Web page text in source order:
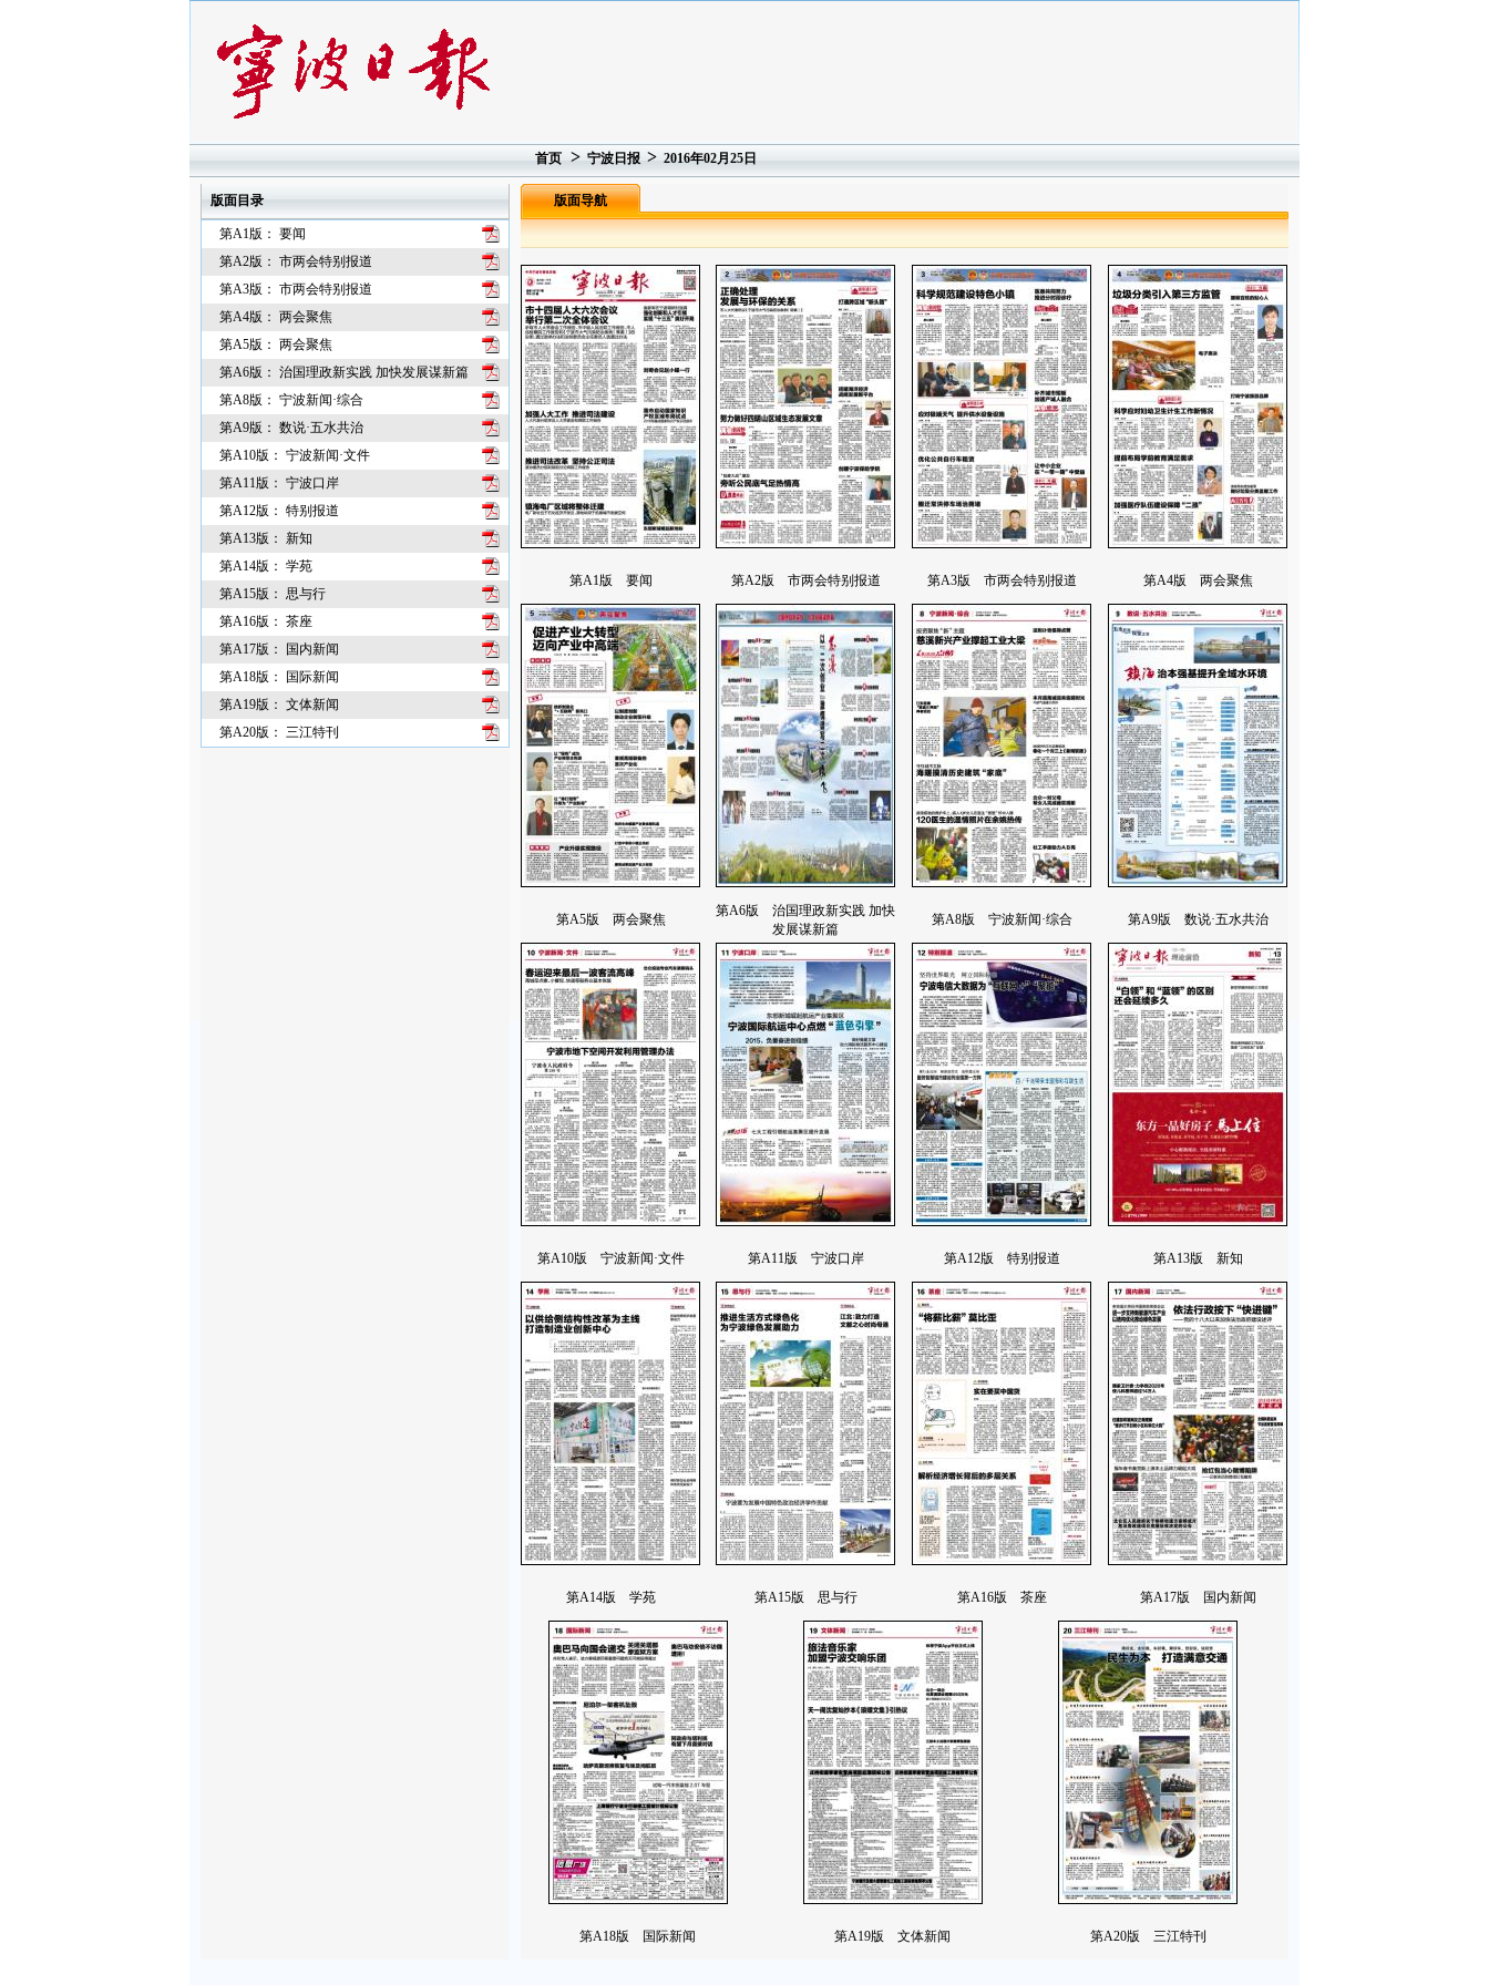
首页 > 宁波日报 > 2016年02月25日
版面目录
第A1版： 要闻
第A2版： 市两会特别报道
第A3版： 市两会特别报道
第A4版： 两会聚焦
第A5版： 两会聚焦
第A6版： 治国理政新实践 加快发展谋新篇
第A8版： 宁波新闻·综合
第A9版： 数说·五水共治
第A10版： 宁波新闻·文件
第A11版： 宁波口岸
第A12版： 特别报道
第A13版： 新知
第A14版： 学苑
第A15版： 思与行
第A16版： 茶座
第A17版： 国内新闻
第A18版： 国际新闻
第A19版： 文体新闻
第A20版： 三江特刊
版面导航
第A1版 要闻 第A2版 市两会特别报道 第A3版 市两会特别报道 第A4版 两会聚焦
第A5版 两会聚焦
第A6版 治国理政新实践 加快
发展谋新篇
第A8版 宁波新闻·综合 第A9版 数说·五水共治
第A10版 宁波新闻·文件 第A11版 宁波口岸 第A12版 特别报道 第A13版 新知
第A14版 学苑 第A15版 思与行 第A16版 茶座 第A17版 国内新闻
第A18版 国际新闻 第A19版 文体新闻 第A20版 三江特刊